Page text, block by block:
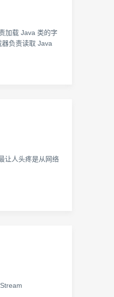
加载 Java 类的字
负责读取 Java
让人头疼是从网络